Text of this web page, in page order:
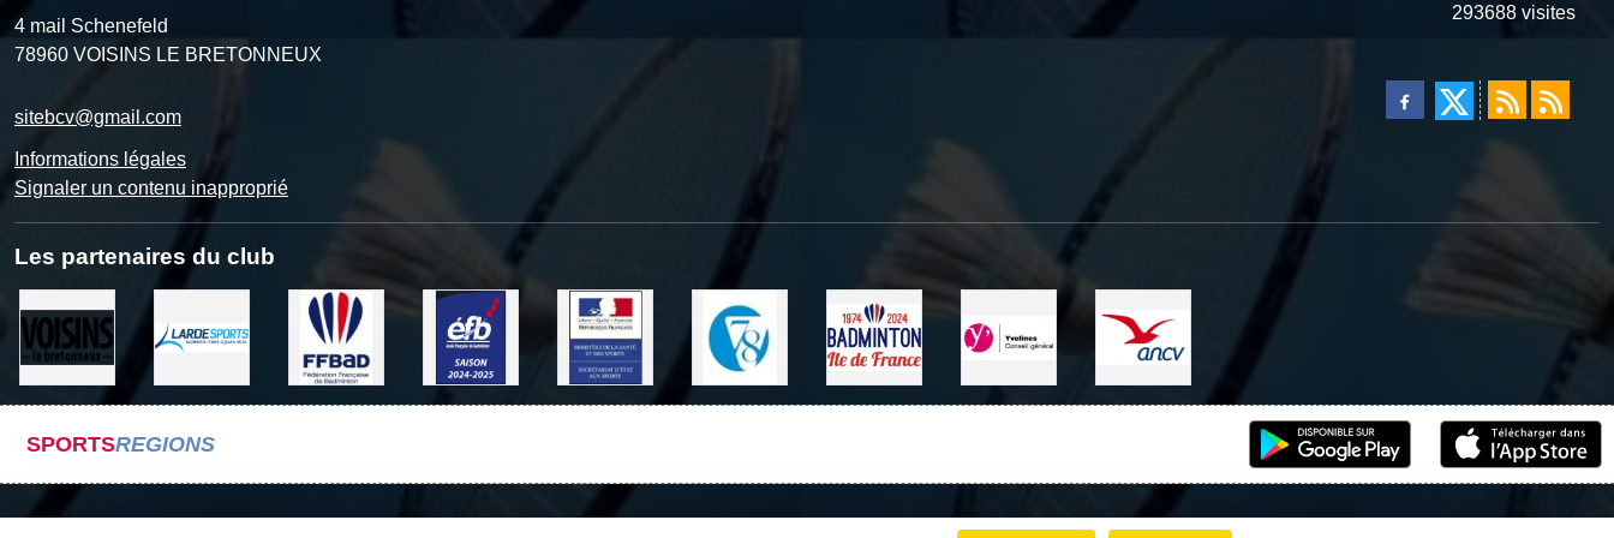
4 mail Schenefeld
78960 VOISINS LE BRETONNEUX
sitebcv@gmail.com
Informations légales
Signaler un contenu inapproprié
293688 visites
Les partenaires du club
SPORTSREGIONS